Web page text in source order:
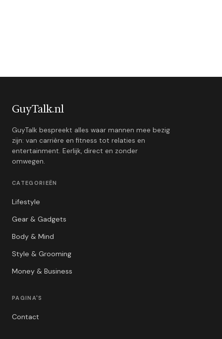
GuyTalk.nl
GuyTalk bespreekt alles waar mannen mee bezig
zijn: van carrière en fitness tot relaties en
entertainment. Eerlijk, direct en zonder
omwegen.
CATEGORIEËN
Lifestyle
Gear & Gadgets
Body & Mind
Style & Grooming
Money & Business
PAGINA'S
Contact